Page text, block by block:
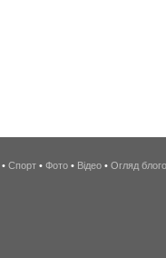
• Спорт • Фото • Відео • Огляд